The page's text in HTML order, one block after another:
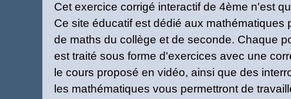
Cet exercice corrigé interactif de 4ème n'est
Ce site éducatif est dédié aux
de maths du collège et de seconde. Chaque
est traité sous forme d'exercices avec une
le cours proposé en vidéo, ainsi que des
les mathématiques vous permettront de